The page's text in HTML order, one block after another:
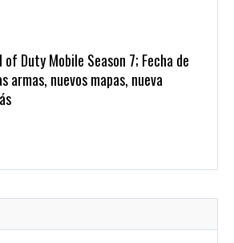
Duty Mobile Season 7; Fecha de
armas, nuevos mapas, nueva
Call of Duty 2021 aparentemente